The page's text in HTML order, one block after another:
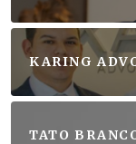
KARING
TATO